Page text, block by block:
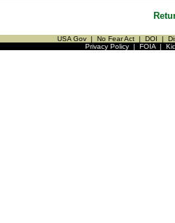
USA Gov | No Fear Act | DOI |
Privacy Policy| FOIA|